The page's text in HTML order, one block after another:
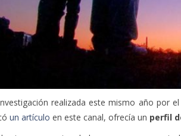
realizada este mismo año por
un artículo en este canal, ofrecía un perfil